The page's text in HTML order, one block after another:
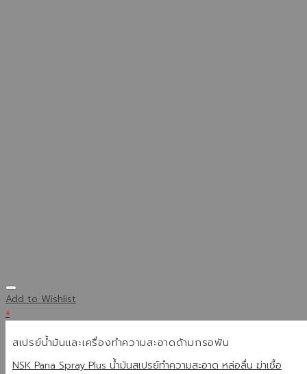
Add to Wishlist
+
สเปรย์น้ำมันและเครื่องทำความสะอาดด้ามกรอฟัน
NSK Pana Spray Plus น้ำมันสเปรย์ทำความสะอาด หล่อลื่น ฆ่าเชื้อ